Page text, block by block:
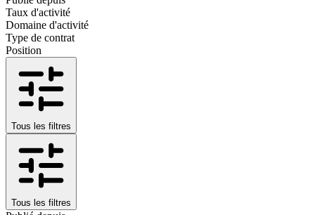
Taux d'activité
Domaine d'activité
Type de contrat
Position
Tous les filtres
Tous les filtres